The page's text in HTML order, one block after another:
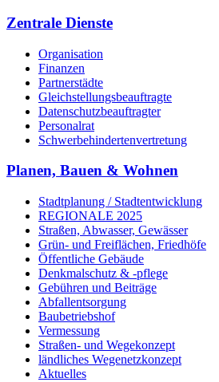
Zentrale Dienste
Organisation
Finanzen
Partnerstädte
Gleichstellungsbeauftragte
Datenschutzbeauftragter
Personalrat
Schwerbehinderten­vertretung
Planen, Bauen & Wohnen
Stadtplanung / Stadtentwicklung
REGIONALE 2025
Straßen, Abwasser, Gewässer
Grün- und Freiflächen, Friedhöfe
Öffentliche Gebäude
Denkmalschutz & -pflege
Gebühren und Beiträge
Abfallentsorgung
Baubetriebshof
Vermessung
Straßen- und Wegekonzept
ländliches Wegenetzkonzept
Aktuelles